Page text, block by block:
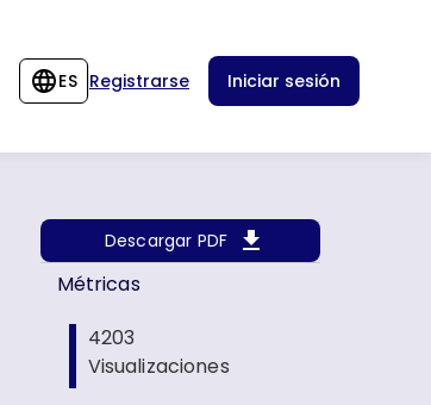
ES Registrarse Iniciar sesión
Descargar PDF
Métricas
4203
Visualizaciones